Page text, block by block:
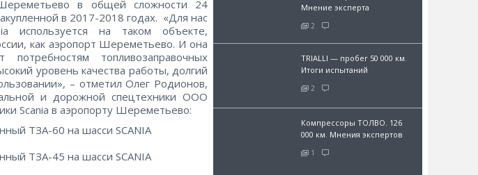
в общей сложности 24
в 2017-2018 годах. «Для нас
используется на таком объекте,
как аэропорт Шереметьево. И она
топливозаправочных
уровень качества работы, долгий
– отметил Олег Родионов,
и дорожной спецтехники ООО
Scania в аэропорту Шереметьево:
ТЗА-60 на шасси SCANIA
ТЗА-45 на шасси SCANIA
Мнение эксперта
2
TRIALLI — пробег 50 000 км.
Итоги испытаний
2
Компрессоры ТОЛВО. 126
000 км. Мнения экспертов
1